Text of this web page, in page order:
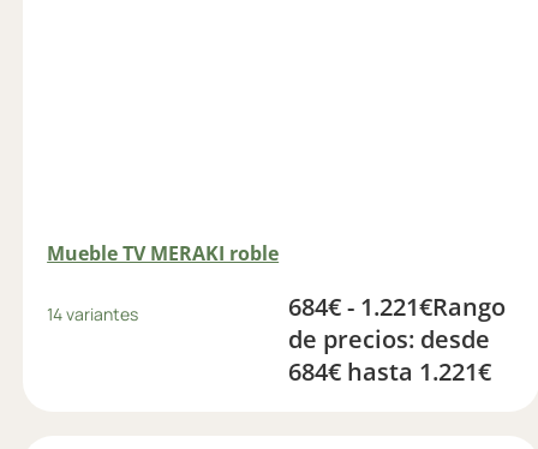
Mueble TV MERAKI roble
14 variantes 684€- 1.221€Rango
de precios: desde
684€ hasta 1.221€